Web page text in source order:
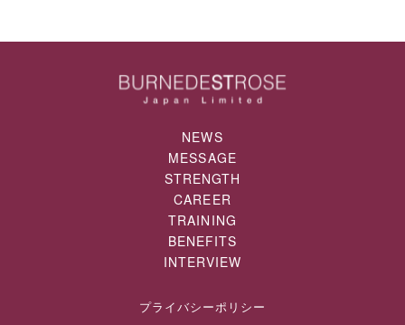
NEWS
MESSAGE
STRENGTH
CAREER
TRAINING
BENEFITS
INTERVIEW
プライバシーポリシー